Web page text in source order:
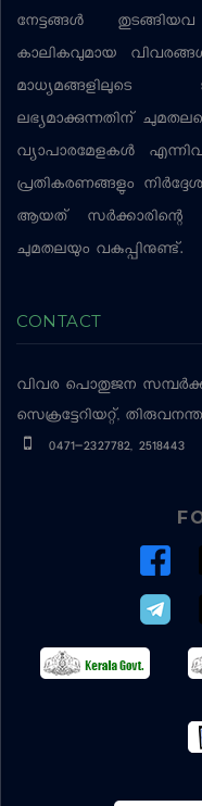
നേട്ടങ്ങള്‍
കാലികവുമായ
മാധ്യമങ്ങളിലൂടെ
ലഭ്യമാക്കുന്നതിന്
വ്യാപാരമേളകള്‍
പ്രതികരണങ്ങളും
ആയത് സര്‍ക്കാരിന്റെ
ചുമതലയും വകുപ്പിനുണ്ട്.
CONTACT
വിവര പൊതുജന
സെക്രട്ടേറിയറ്റ്,
0471-2327782, 2518443